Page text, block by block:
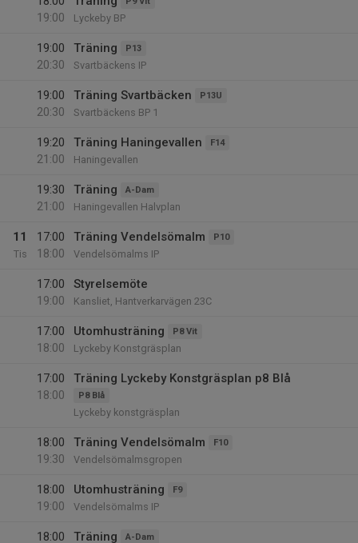
19:00
Lyckeby BP
19:00
20:30
Träning P13
Svartbäckens IP
19:00
20:30
Träning Svartbäcken P13U
Svartbäckens BP 1
19:20
21:00
Träning Haningevallen F14
Haningevallen
19:30
21:00
Träning A-Dam
Haningevallen Halvplan
11
Tis
17:00
18:00
Träning Vendelsömalm P10
Vendelsömalms IP
17:00
19:00
Styrelsemöte
Kansliet, Hantverkarvägen 23C
17:00
18:00
Utomhusträning P8 Vit
Lyckeby Konstgräsplan
17:00
18:00
Träning Lyckeby Konstgräsplan p8 Blå
P8 Blå
Lyckeby konstgräsplan
18:00
19:30
Träning Vendelsömalm F10
Vendelsömalmsgropen
18:00
19:00
Utomhusträning F9
Vendelsömalms IP
18:00
Träning A-Dam